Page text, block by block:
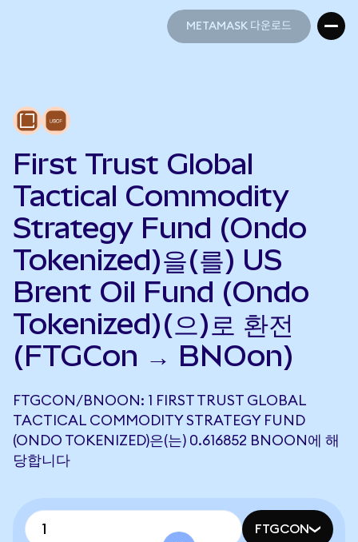
METAMASK 다운로드
First Trust Global
Tactical Commodity
Strategy Fund (Ondo
Tokenized)을(를) US
Brent Oil Fund (Ondo
Tokenized)(으)로 환전
(FTGCon → BNOon)
FTGCON/BNOON: 1 FIRST TRUST GLOBAL
TACTICAL COMMODITY STRATEGY FUND
(ONDO TOKENIZED)은(는) 0.616852 BNOON에 해
당합니다
FTGCON